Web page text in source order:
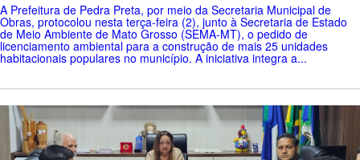
A Prefeitura de Pedra Preta, por meio da Secretaria Municipal de
Obras, protocolou nesta terça-feira (2), junto à Secretaria de Estado
de Meio Ambiente de Mato Grosso (SEMA-MT), o pedido de
licenciamento ambiental para a construção de mais 25 unidades
habitacionais populares no município. A iniciativa integra a...